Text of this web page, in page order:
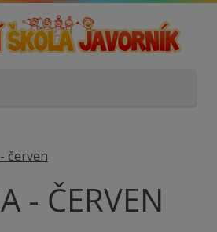
červen
- ČERVEN